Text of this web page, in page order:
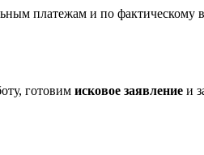
платежам и по
готовим исковое заявление и